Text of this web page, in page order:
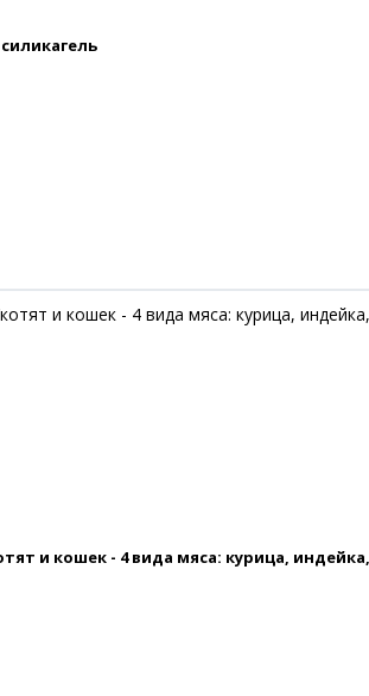
и кошек - 4 вида мяса: курица,